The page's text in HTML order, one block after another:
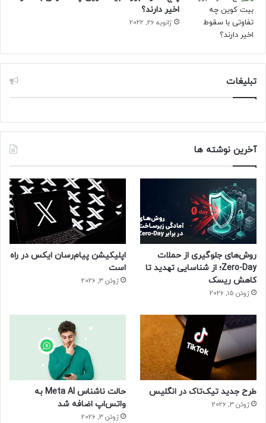
افزوده شده است.
به‌نظر می‌رسد گوگل مسیر درستی را در بازطراحی وب‌سایت گوگل
پلی در پیش گرفته است و سعی کرده تجربه‌ی کاربری مشابه
نسخه‌ی اندرویدی گوگل پلی را در نسخه‌ی وب آن نیز پیاده‌سازی
کند. انتظار می‌رود ظاهر جدید گوگل پلی پس از طی مراحل
آزمایشی خود به‌زودی در دسترس عموم قرار گیرد.
اخیر دارند؟
ژانویه 26, 2022
تبلیغات
آخرین نوشته ها
روش‌های جلوگیری از حملات
Zero-Day؛ از شناسایی تهدید تا
کاهش ریسک
ژوئن 15, 2026
اپلیکیشن پیام‌رسان ایکس در راه
است
ژوئن 3, 2026
طرح جدید تیک‌تاک در انگلیس
ژوئن 3, 2026
حالت ناشناس Meta AI به
واتس‌اپ اضافه شد
ژوئن 3, 2026